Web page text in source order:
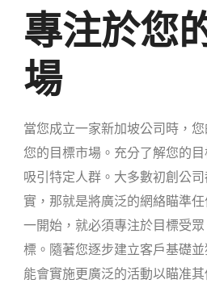
專注於您
場
當您成立一家新加坡公司時 ，
您的目標市場。充分了解您的
吸引特定人群。大多數初創公
實，那就是將廣泛的網絡瞄準
一開始，就必須專注於目標受
標。隨著您逐步建立客戶基礎
能會實施更廣泛的活動以瞄准其